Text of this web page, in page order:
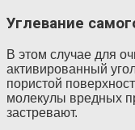
Углевание
В этом случае для
активированный
пористой
молекулы вредных
застревают.